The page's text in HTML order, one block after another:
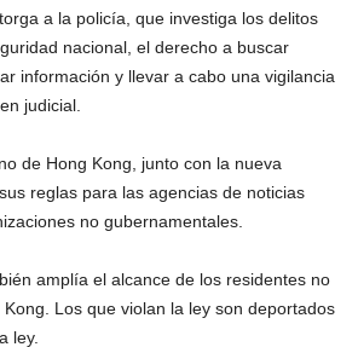
a la policía, que investiga los delitos
nacional, el derecho a buscar
información y llevar a cabo una vigilancia
judicial.
de Hong Kong, junto con la nueva
reglas para las agencias de noticias
no gubernamentales.
amplía el alcance de los residentes no
Los que violan la ley son deportados
ley.